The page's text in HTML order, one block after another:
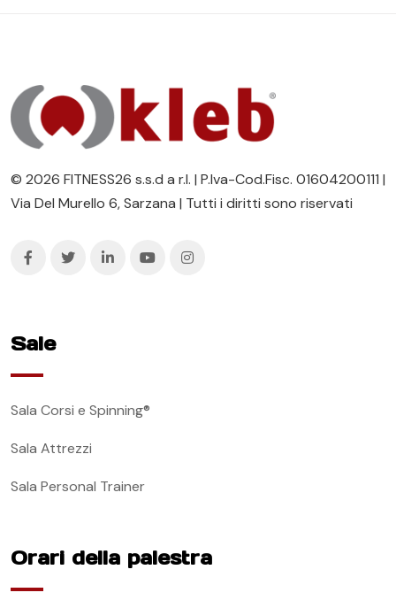
© 2026 FITNESS26 s.s.d a r.l. | P.Iva-Cod.Fisc. 01604200111 |
Via Del Murello 6, Sarzana | Tutti i diritti sono riservati
Sale
Sala Corsi e Spinning®
Sala Attrezzi
Sala Personal Trainer
Orari della palestra